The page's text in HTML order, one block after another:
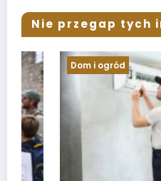
Nie przegap tych
Dom i ogród